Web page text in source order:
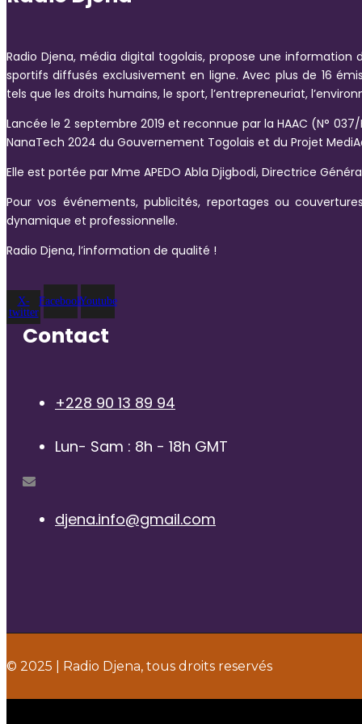
Radio Djena, média digital togolais, propose une
sportifs diffusés exclusivement en ligne. Avec plus de 16
tels que les droits humains, le sport, l’entrepreneuriat,
Lancée le 2 septembre 2019 et reconnue par la HAAC (N°
NanaTech 2024 du Gouvernement Togolais et du Projet
Elle est portée par Mme APEDO Abla Djigbodi, Directrice
Pour vos événements, publicités, reportages ou
dynamique et professionnelle.
Radio Djena, l’information de qualité !
X-
twitter
FacebookYoutube
Contact
+228 90 13 89 94
Lun- Sam : 8h - 18h GMT
djena.info@gmail.com
© 2025 | Radio Djena, tous droits reservés